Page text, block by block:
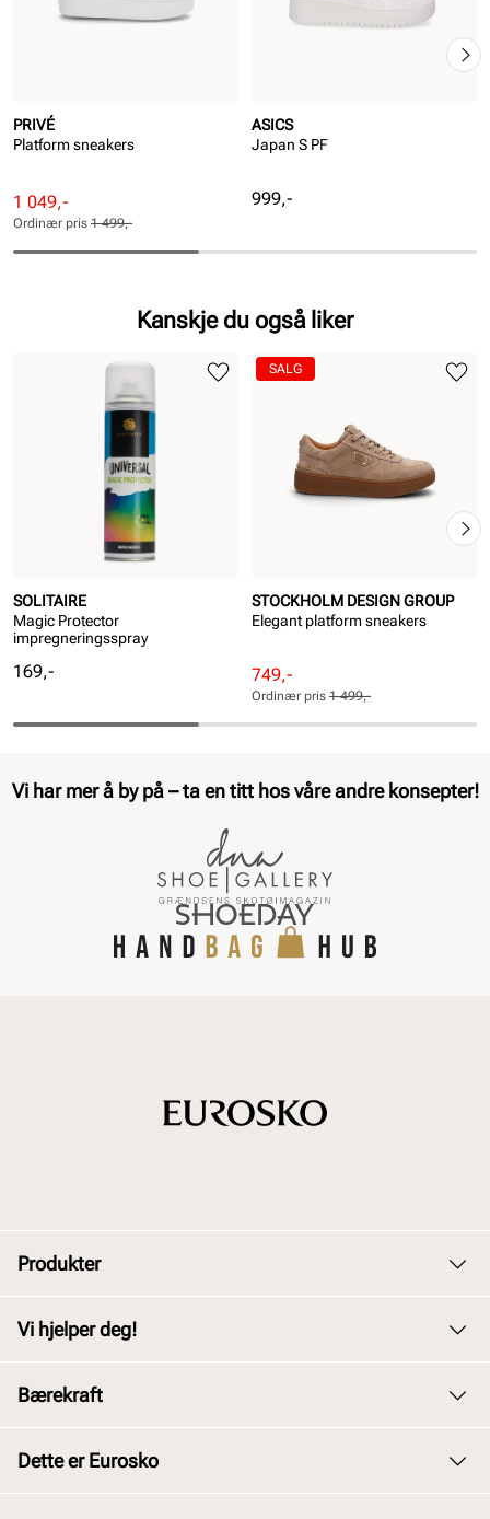
PRIVÉ
Platform sneakers
Rabattert
pris
Pris
1 049,-
Ordinær
pris
Pris
Ordinær pris 1 499,-
ASICS
Japan S PF
Pris
999,-
Kanskje du også liker
SOLITAIRE
Magic Protector
impregneringsspray
Pris
169,-
STOCKHOLM DESIGN GROUP
Elegant platform sneakers
Rabattert
pris
Pris
749,-
Ordinær
pris
Pris
Ordinær pris 1 499,-
SALG
Vi har mer å by på – ta en titt hos våre andre konsepter!
Produkter
Barn
Vi hjelper deg!
Kjøpsbetingelser
Bærekraft
Dette er Eurosko